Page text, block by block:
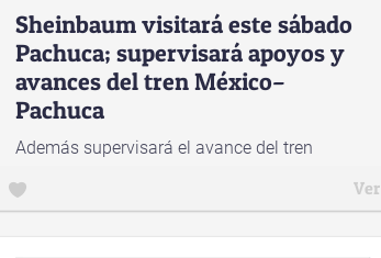
Sheinbaum visitará este sábado
Pachuca; supervisará apoyos y
avances del tren México–
Pachuca
Además supervisará el avance del tren
Ver